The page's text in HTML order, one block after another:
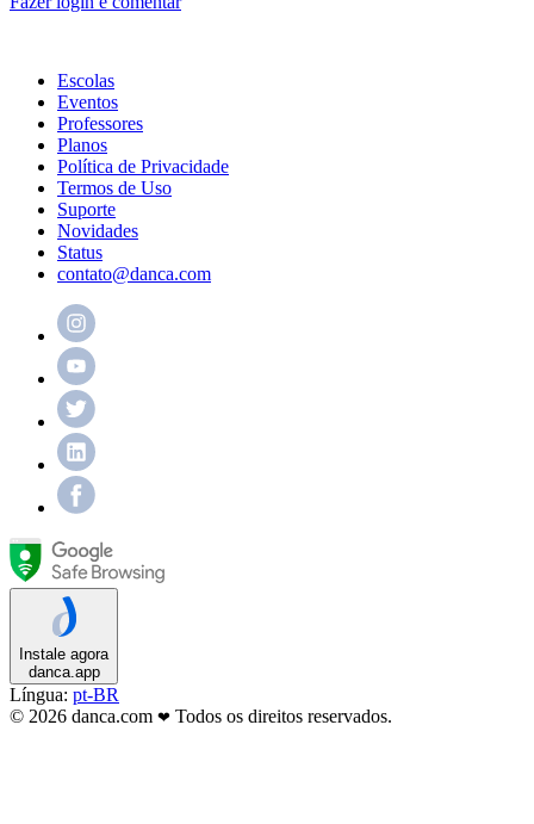
Escolas
Eventos
Professores
Planos
Política de Privacidade
Termos de Uso
Suporte
Novidades
Status
contato@danca.com
Instale agora
danca.app
Língua: pt-BR
© 2026 danca.com ❤ Todos os direitos reservados.